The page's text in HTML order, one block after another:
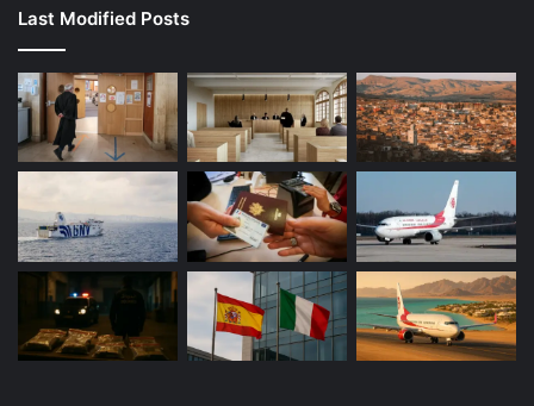
Last Modified Posts